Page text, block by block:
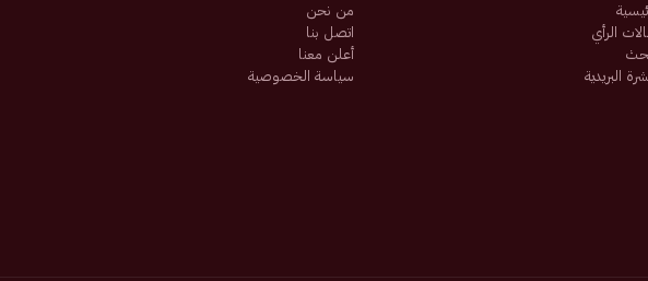
الرأي
البريدية
من نحن
اتصل بنا
أعلن معنا
سياسة الخصوصية